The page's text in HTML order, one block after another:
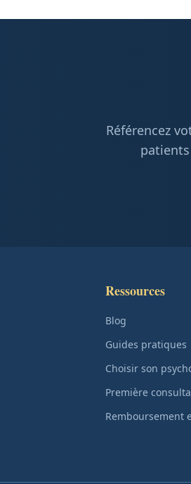
Référencez
Ressources
Blog
Guides pratiques
Choisir son
Première
Remboursement